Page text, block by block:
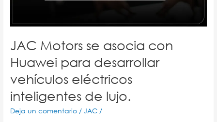
JAC Motors se asocia con
Huawei para desarrollar
vehículos eléctricos
inteligentes de lujo.
Deja un comentario /JAC /